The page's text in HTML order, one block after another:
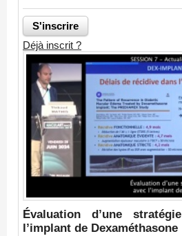
Déjà inscrit ?
Évaluation d’une
l’implant de Dexaméthasone